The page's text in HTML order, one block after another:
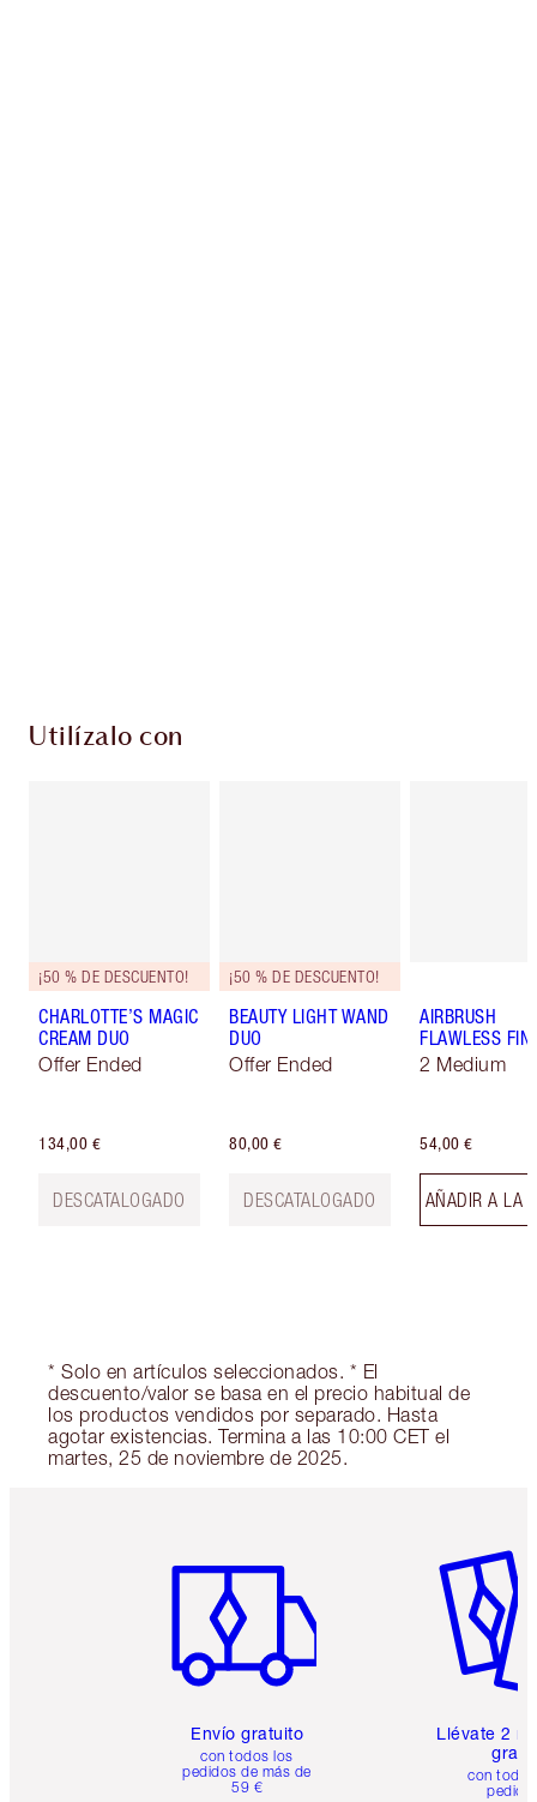
Utilízalo con
¡50 % DE DESCUENTO!
CHARLOTTE’S MAGIC
CREAM DUO
Offer Ended
134,00 €
DESCATALOGADO
¡50 % DE DESCUENTO!
BEAUTY LIGHT WAND
DUO
Offer Ended
80,00 €
DESCATALOGADO
AIRBRUSH
FLAWLESS
2 Medium
54,00 €
AÑADIR A LA
* Solo en artículos seleccionados. * El
descuento/valor se basa en el precio habitual de
los productos vendidos por separado. Hasta
agotar existencias. Termina a las 10:00 CET el
martes, 25 de noviembre de 2025.
Envío gratuito
con todos los
pedidos de más de
59 €
Llévate 2
gratis
con